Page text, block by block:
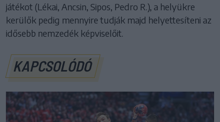
játékot (Lékai, Ancsin, Sipos, Pedro R.), a helyükre
kerülők pedig mennyire tudják majd helyettesíteni az
idősebb nemzedék képviselőit.
KAPCSOLÓDÓ